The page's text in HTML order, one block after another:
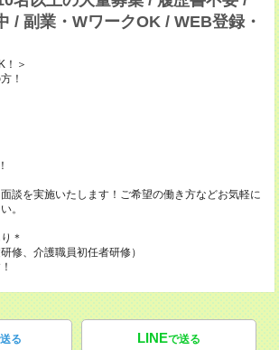
/ 副業・WワークOK / WEB登録・
！＞
！
談を実施いたします！ご希望の働き方などお気軽に
。
＊
修、介護職員初任者研修）
る LINEで送る